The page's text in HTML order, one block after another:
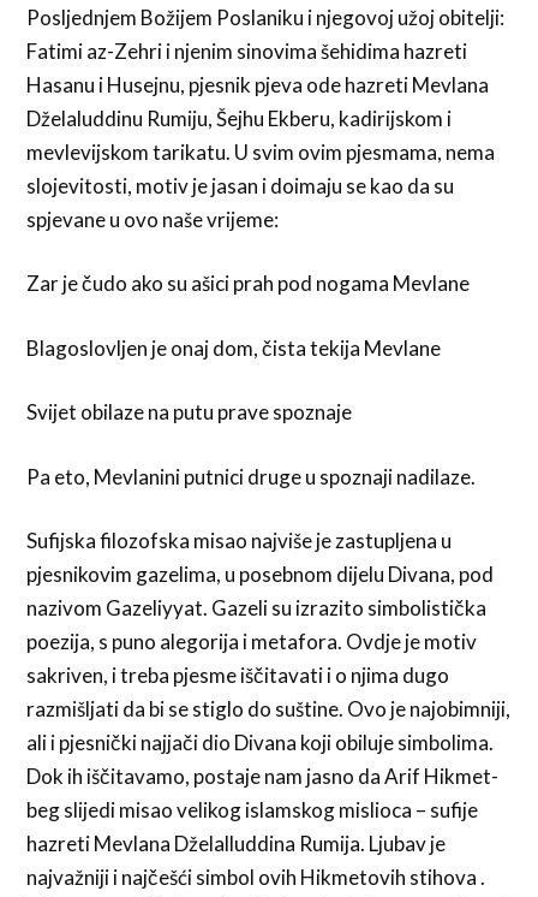
Posljednjem Božijem Poslaniku i njegovoj užoj obitelji:
Fatimi az-Zehri i njenim sinovima šehidima hazreti
Hasanu i Husejnu, pjesnik pjeva ode hazreti Mevlana
Dželaluddinu Rumiju, Šejhu Ekberu, kadirijskom i
mevlevijskom tarikatu. U svim ovim pjesmama, nema
slojevitosti, motiv je jasan i doimaju se kao da su
spjevane u ovo naše vrijeme:
Zar je čudo ako su ašici prah pod nogama Mevlane
Blagoslovljen je onaj dom, čista tekija Mevlane
Svijet obilaze na putu prave spoznaje
Pa eto, Mevlanini putnici druge u spoznaji nadilaze.
Sufijska filozofska misao najviše je zastupljena u
pjesnikovim gazelima, u posebnom dijelu Divana, pod
nazivom Gazeliyyat. Gazeli su izrazito simbolistička
poezija, s puno alegorija i metafora. Ovdje je motiv
sakriven, i treba pjesme iščitavati i o njima dugo
razmišljati da bi se stiglo do suštine. Ovo je najobimniji,
ali i pjesnički najjači dio Divana koji obiluje simbolima.
Dok ih iščitavamo, postaje nam jasno da Arif Hikmet-
beg slijedi misao velikog islamskog mislioca – sufije
hazreti Mevlana Dželalluddina Rumija. Ljubav je
najvažniji i najčešći simbol ovih Hikmetovih stihova .